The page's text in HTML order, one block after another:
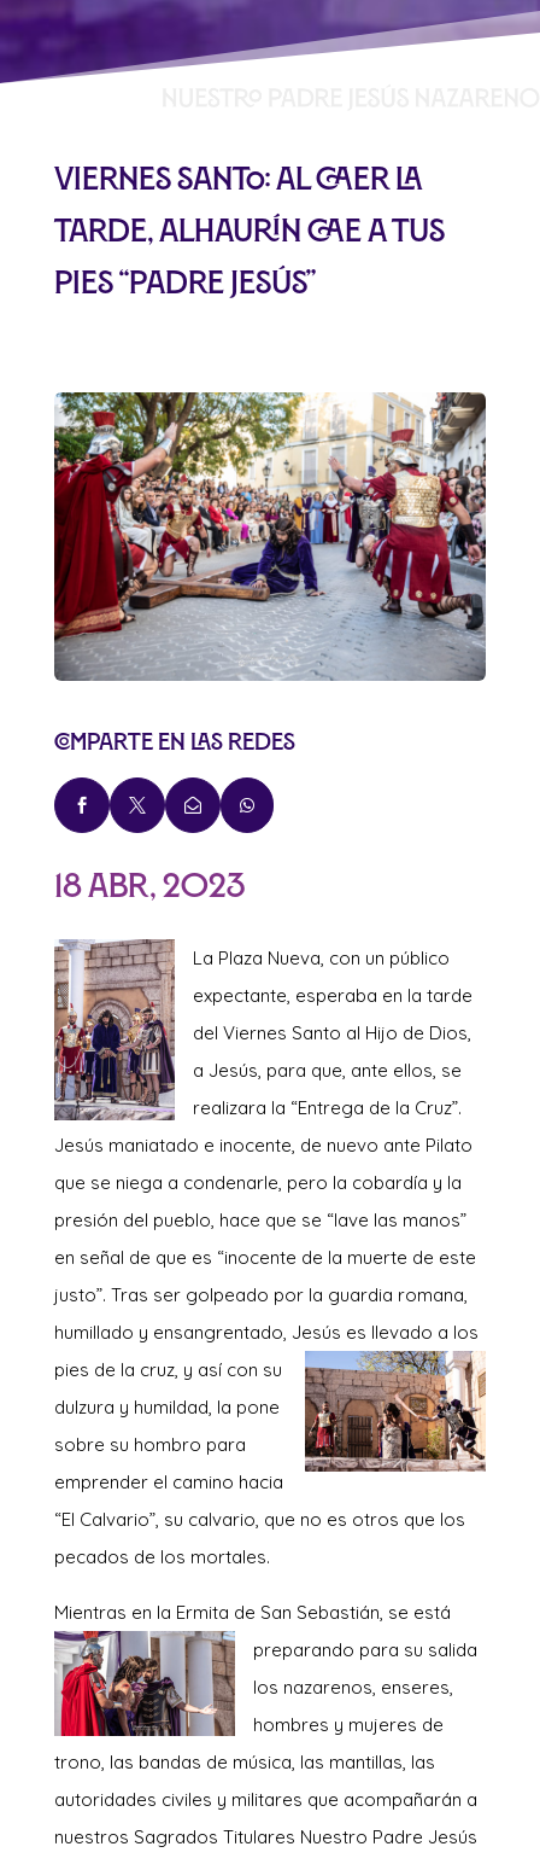
Viernes Santo: Al caer la
tarde, Alhaurín cae a tus
pies “Padre Jesús”
Comparte en las redes
   
18 Abr, 2023
La Plaza Nueva, con un público
expectante, esperaba en la tarde
del Viernes Santo al Hijo de Dios,
a Jesús, para que, ante ellos, se
realizara la “Entrega de la Cruz”.
Jesús maniatado e inocente, de nuevo ante Pilato
que se niega a condenarle, pero la cobardía y la
presión del pueblo, hace que se “lave las manos”
en señal de que es “inocente de la muerte de este
justo”. Tras ser golpeado por la guardia romana,
humillado y ensangrentado, Jesús es llevado a los
pies de la cruz, y así con su
dulzura y humildad, la pone
sobre su hombro para
emprender el camino hacia
“El Calvario”, su calvario, que no es otros que los
pecados de los mortales.
Mientras en la Ermita de San Sebastián, se está
preparando para su salida
los nazarenos, enseres,
hombres y mujeres de
trono, las bandas de música, las mantillas, las
autoridades civiles y militares que acompañarán a
nuestros Sagrados Titulares Nuestro Padre Jesús